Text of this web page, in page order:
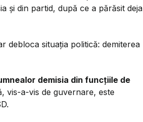
și din partid, după ce a părăsit deja
debloca situația politică: demiterea
demisia din funcțiile de
vis-a-vis de guvernare, este